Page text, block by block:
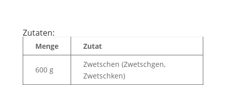
Zutaten:
Menge Zutat
600 g
Zwetschen (Zwetschgen,
Zwetschken)